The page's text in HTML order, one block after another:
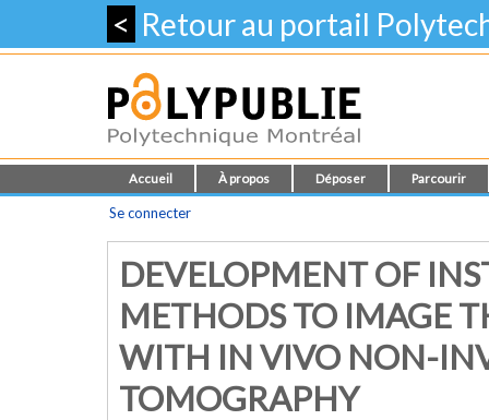
< Retour au portail
Accueil À propos Déposer Parcourir
Se connecter
DEVELOPMENT OF
METHODS TO IMAGE
WITH IN VIVO NON-
TOMOGRAPHY